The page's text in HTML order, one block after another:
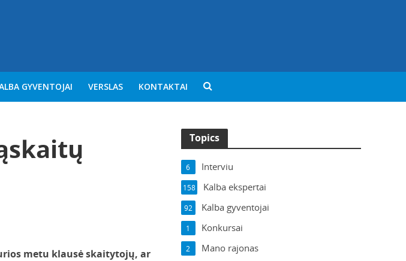
GYVENTOJAI VERSLAS KONTAKTAI
metu klausė skaitytojų, ar
Topics
Interviu
6
Kalba ekspertai
158
Kalba gyventojai
92
Konkursai
1
Mano rajonas
2